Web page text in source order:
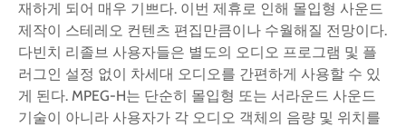
재하게 되어 매우 기쁘다. 이번 제휴로 인해 몰입형 사운드
제작이 스테레오 컨텐츠 편집만큼이나 수월해질 전망이다.
다빈치 리졸브 사용자들은 별도의 오디오 프로그램 및 플
러그인 설정 없이 차세대 오디오를 간편하게 사용할 수 있
게 된다. MPEG-H는 단순히 몰입형 또는 서라운드 사운드
기술이 아니라 사용자가 각 오디오 객체의 음량 및 위치를